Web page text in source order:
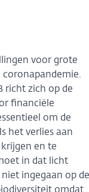
voor grote
coronapandemie.
richt zich op de
financiële
om de
het verlies aan
en te
in dat licht
ingegaan op de